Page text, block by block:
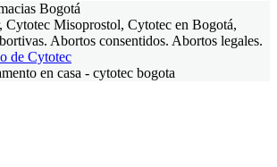
Bogotá
Cytotec Misoprostol, Cytotec en Bogotá,
Abortos consentidos. Abortos legales.
de Cytotec